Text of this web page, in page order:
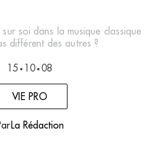
soi dans la musique classique
différent des autres ?
15 • 10 • 08
VIE PRO
La Rédaction